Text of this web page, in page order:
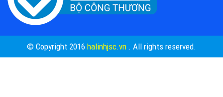
© Copyright 2016 halinhjsc.vn . All rights reserved.